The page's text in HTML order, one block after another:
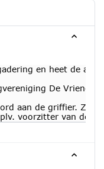
en heet de
De
aan de griffier. Zij
voorzitter van de